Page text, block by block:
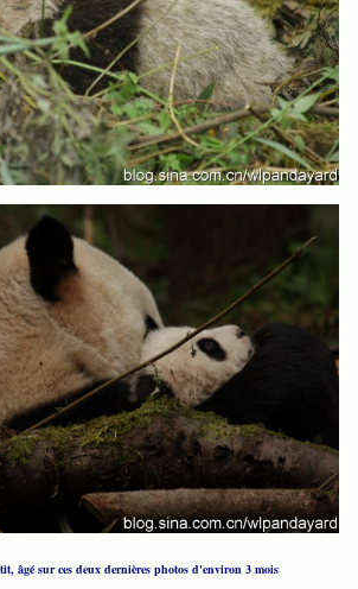
âgé sur ces deux dernières photos d'environ 3 mois